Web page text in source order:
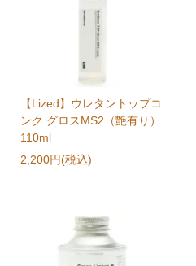
【Lized】ウレタントップコ
ンク グロスMS2（艶有り）
110ml
2,200円(税込)